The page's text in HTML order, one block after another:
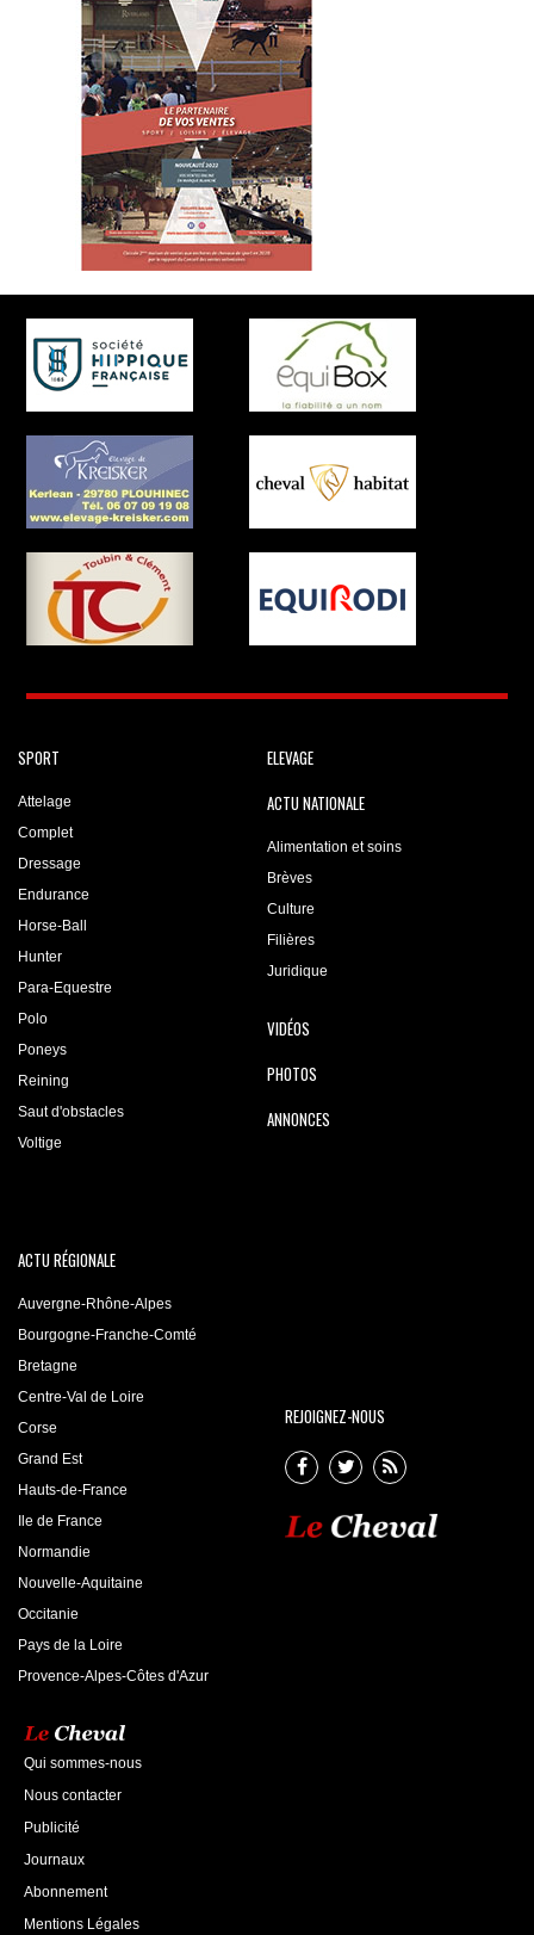
SPORT
Attelage
Complet
Dressage
Endurance
Horse-Ball
Hunter
Para-Equestre
Polo
Poneys
Reining
Saut d'obstacles
Voltige
ELEVAGE
ACTU NATIONALE
Alimentation et soins
Brèves
Culture
Filières
Juridique
VIDÉOS
PHOTOS
ANNONCES
ACTU RÉGIONALE
Auvergne-Rhône-Alpes
Bourgogne-Franche-Comté
Bretagne
Centre-Val de Loire
Corse
Grand Est
Hauts-de-France
Ile de France
Normandie
Nouvelle-Aquitaine
Occitanie
Pays de la Loire
Provence-Alpes-Côtes d'Azur
REJOIGNEZ-NOUS
Qui sommes-nous
Nous contacter
Publicité
Journaux
Abonnement
Mentions Légales